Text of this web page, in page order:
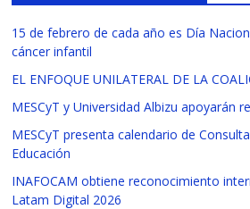
15 de febrero de cada año es Día
cáncer infantil
EL ENFOQUE UNILATERAL DE LA
MESCyT y Universidad Albizu apoyarán
MESCyT presenta calendario de
Educación
INAFOCAM obtiene reconocimiento
Latam Digital 2026